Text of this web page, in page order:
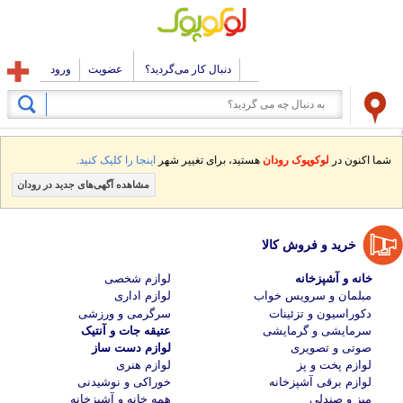
دنبال کار می‌گردید؟ عضویت ورود
شما اکنون در لوکوپوک رودان هستید، برای تغییر شهر اینجا را کلیک کنید.
مشاهده آگهی‌های جدید در رودان
خرید و فروش کالا
خانه و آشپزخانه
مبلمان و سرویس خواب
دکوراسیون و تزئینات
سرمایشی و گرمایشی
صوتی و تصویری
لوازم پخت و پز
لوازم برقی آشپزخانه
میز و صندلی
لوازم شخصی
لوازم اداری
سرگرمی و ورزشی
عتیقه جات و آنتیک
لوازم دست ساز
لوازم هنری
خوراکی و نوشیدنی
همه خانه و آشپزخانه